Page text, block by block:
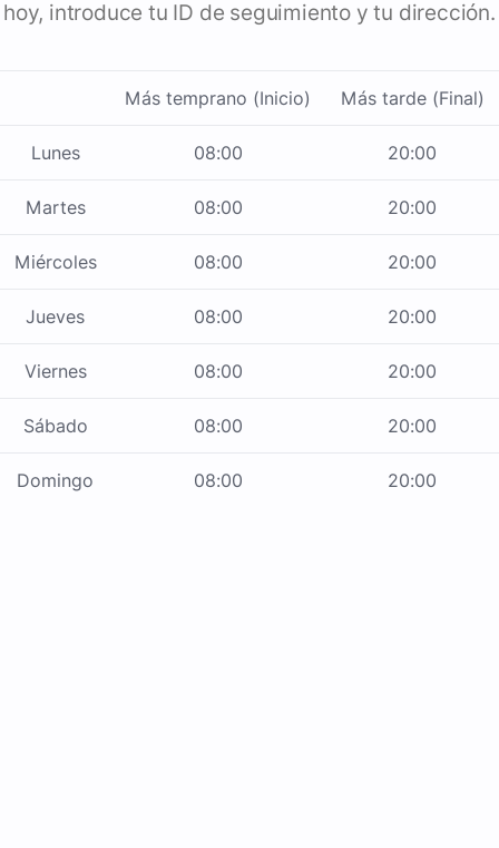
hoy, introduce tu ID de seguimiento y tu dirección.
Más temprano (Inicio) Más tarde (Final)
Lunes 08:00 20:00
Martes 08:00 20:00
Miércoles 08:00 20:00
Jueves 08:00 20:00
Viernes 08:00 20:00
Sábado 08:00 20:00
Domingo 08:00 20:00